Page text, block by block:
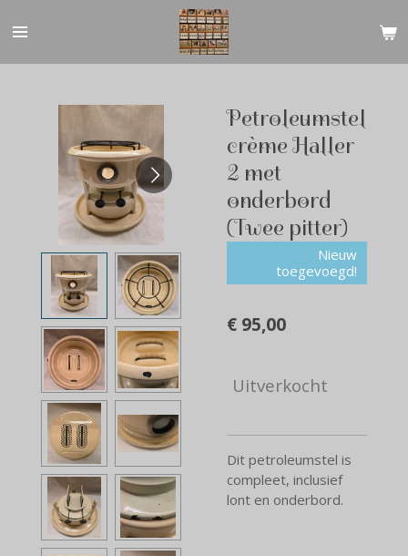
direct
Petroleumstel
crème Haller
2 met
onderbord
(Twee pitter)
Nieuw
toegevoegd!
€ 95,00
Uitverkocht
Dit petroleumstel is
compleet, inclusief
lont en onderbord.